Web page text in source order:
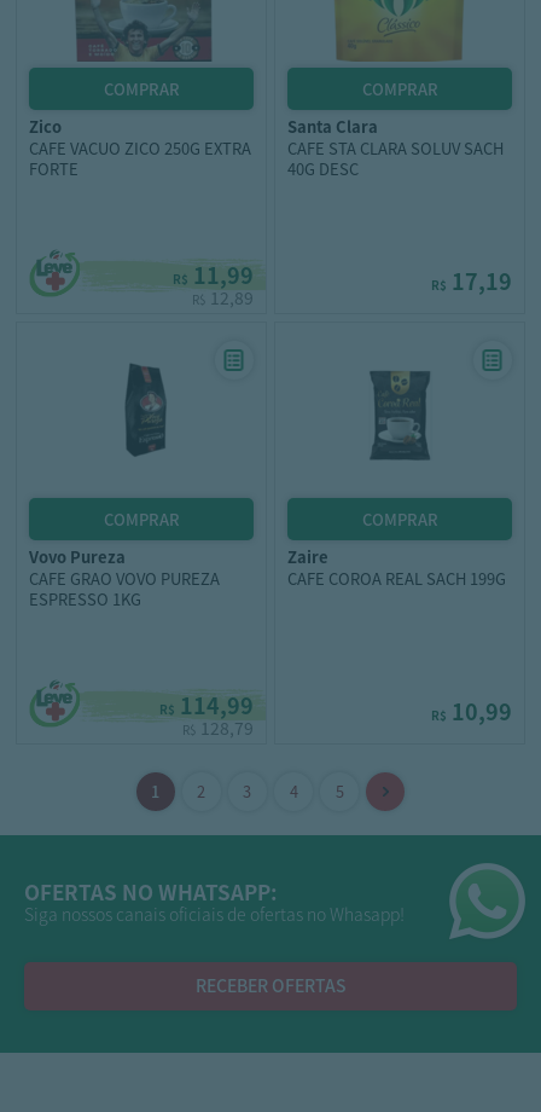
zico
CAFE VACUO ZICO 250G EXTRA
FORTE
R$ 11,99
R$ 12,89
santa clara
CAFE STA CLARA SOLUV SACH
40G DESC
R$ 17,19
vovo pureza
CAFE GRAO VOVO PUREZA
ESPRESSO 1KG
R$ 114,99
R$ 128,79
zaire
CAFE COROA REAL SACH 199G
R$ 10,99
OFERTAS NO WHATSAPP:
Siga nossos canais oficiais de ofertas no Whasapp!
RECEBER OFERTAS